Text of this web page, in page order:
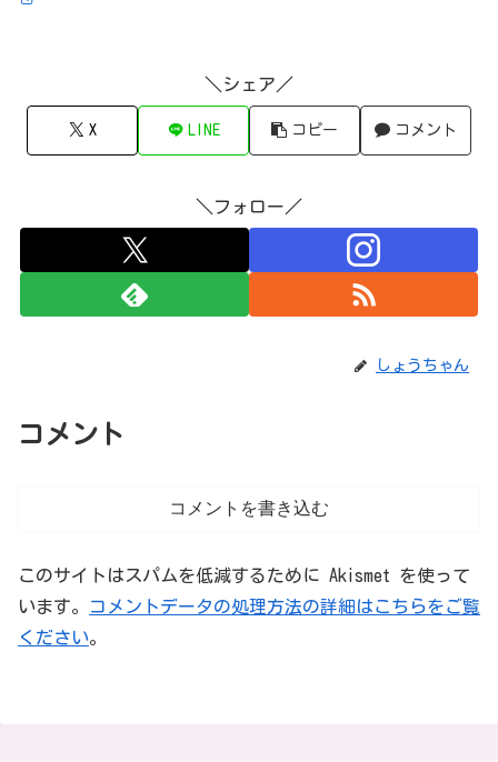
＼シェア／
X LINE コピー コメント
＼フォロー／
しょうちゃん
コメント
コメントを書き込む
このサイトはスパムを低減するために Akismet を使って
います。
コメントデータの処理方法の詳細はこちらをご覧
ください。